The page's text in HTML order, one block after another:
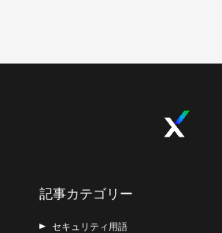
記事カテゴリー
セキュリティ用語